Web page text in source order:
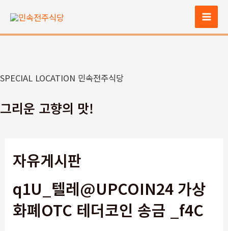
츠
너
기
Main
SPECIAL LOCATION 민속전주식당
그리운 고향의 맛!
자유게시판
q1U_텔레@UPCOIN24 가상
화폐OTC 테더코인 송금 _f4C